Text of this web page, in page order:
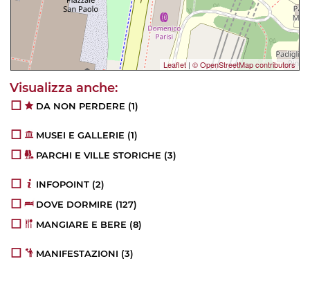
Leaflet| © OpenStreetMap contributors
DA NON PERDERE (1)
MUSEI E GALLERIE (1)
PARCHI E VILLE STORICHE (3)
INFOPOINT (2)
DOVE DORMIRE (127)
MANGIARE E BERE (8)
MANIFESTAZIONI (3)